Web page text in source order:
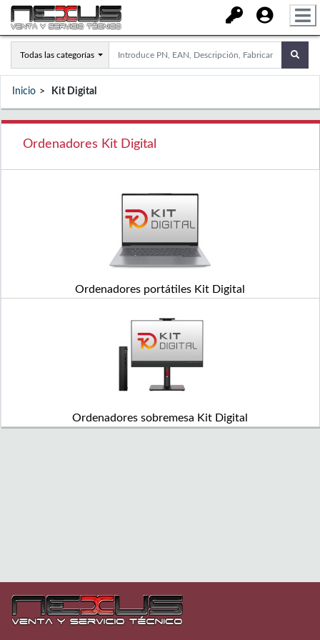
Todas las categorías
Inicio Kit Digital
Ordenadores Kit Digital
Ordenadores portátiles Kit Digital
Ordenadores sobremesa Kit Digital